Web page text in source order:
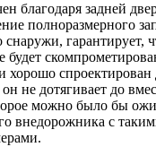
благодаря задней
полноразмерного
снаружи, гарантирует,
будет
хорошо спроектирован
не дотягивает до
можно было бы
внедорожника с